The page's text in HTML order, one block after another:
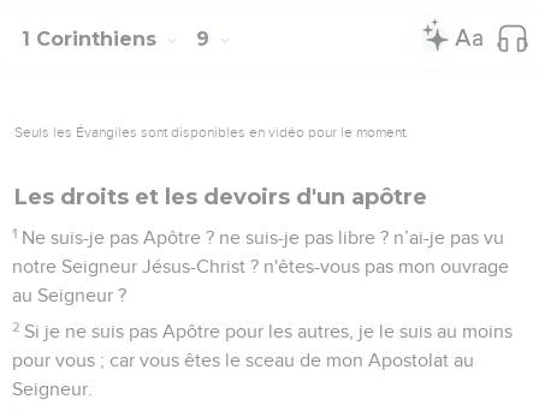
1 Corinthiens 9
Seuls les Évangiles sont disponibles en vidéo pour le moment.
Les droits et les devoirs d'un apôtre
1 Ne suis-je pas Apôtre ? ne suis-je pas libre ? n’ai-je pas vu
notre Seigneur Jésus-Christ ? n'êtes-vous pas mon ouvrage
au Seigneur ?
2 Si je ne suis pas Apôtre pour les autres, je le suis au moins
pour vous ; car vous êtes le sceau de mon Apostolat au
Seigneur.